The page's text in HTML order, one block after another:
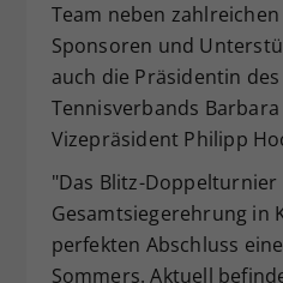
Team neben
Sponsoren und
auch die Präsidentin
Tennisverbands
Vizepräsident Philipp
"Das Blitz-
Gesamtsiegerehrung in
perfekten Abschluss
Sommers. Aktuell